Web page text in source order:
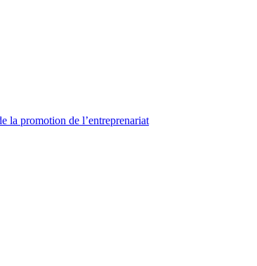
la promotion de l’entreprenariat